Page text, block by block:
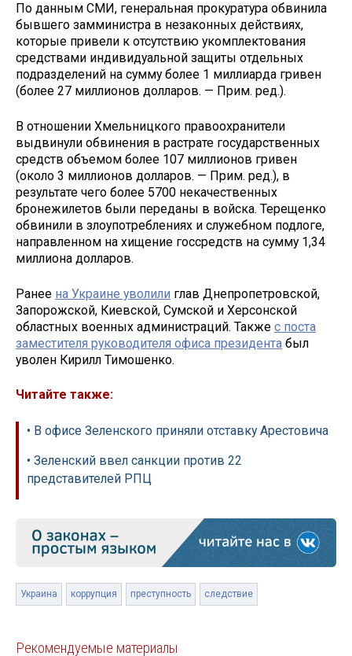
По данным СМИ, генеральная прокуратура обвинила
бывшего замминистра в незаконных действиях,
которые привели к отсутствию укомплектования
средствами индивидуальной защиты отдельных
подразделений на сумму более 1 миллиарда гривен
(более 27 миллионов долларов. — Прим. ред.).
В отношении Хмельницкого правоохранители
выдвинули обвинения в растрате государственных
средств объемом более 107 миллионов гривен
(около 3 миллионов долларов. — Прим. ред.), в
результате чего более 5700 некачественных
бронежилетов были переданы в войска. Терещенко
обвинили в злоупотреблениях и служебном подлоге,
направленном на хищение госсредств на сумму 1,34
миллиона долларов.
Ранее на Украине уволили глав Днепропетровской,
Запорожской, Киевской, Сумской и Херсонской
областных военных администраций. Также с поста
заместителя руководителя офиса президента был
уволен Кирилл Тимошенко.
Читайте также:
• В офисе Зеленского приняли отставку Арестовича
• Зеленский ввел санкции против 22
представителей РПЦ
Украина коррупция преступность следствие
Рекомендуемые материалы